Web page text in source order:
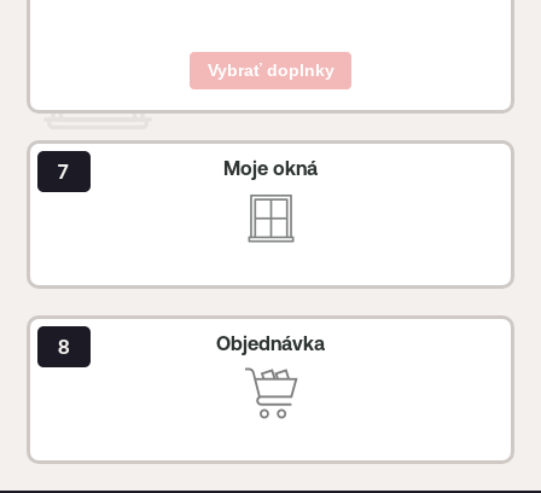
Vybrať doplnky
Moje okná
Objednávka